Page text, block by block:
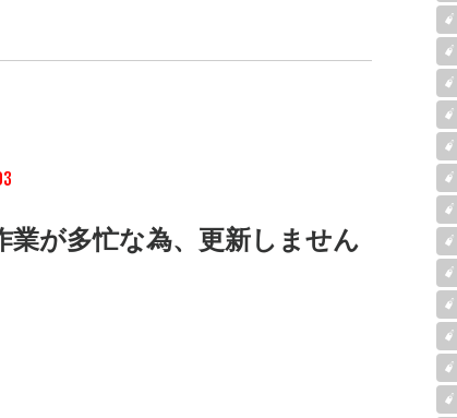
業が多忙な為、更新しません